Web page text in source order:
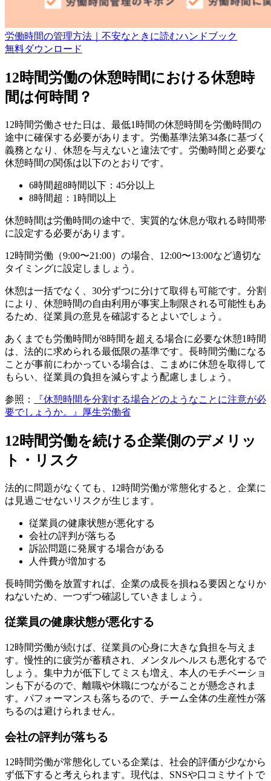
労働時間の管理方法｜不安なときに読むハンドブック
無料ダウンロード
12時間労働の休憩時間における休憩時
間は何時間？
12時間労働させた日は、最低1時間の休憩時間を労働時間の
途中に確保する必要があります。労働基準法第34条に基づく
義務となり、休憩を与えないと違法です。労働時間と必要な
休憩時間の関係は以下のとおりです。
6時間超8時間以下：45分以上
8時間超：1時間以上
休憩時間は労働時間の途中で、実質的な休息が取れる時間帯
に設定する必要があります。
12時間労働（9:00〜21:00）の場合、12:00〜13:00など適切な
タイミングに設定しましょう。
休憩は一括でなく、30分ずつに分けて取得も可能です。分割
により、休憩時間の自由利用が事実上制限される可能性もあ
るため、従業員の意見を確認するとよいでしょう。
あくまでも労働時間が8時間を超える場合に必要な休憩1時間
は、法的に求められる最低限の基準です。長時間労働になる
ことが事前にわかっている場合は、こまめに休憩を取得して
もらい、従業員の負担を減らすよう配慮しましょう。
参照：
『休憩時間を分割する場合どのようなことに注意が必
要でしょうか。』厚生労働省
12時間労働を続ける企業側のデメリッ
ト・リスク
法的に問題がなくても、12時間労働が常態化すると、企業に
は見過ごせないリスクが生じます。
従業員の健康状態が悪化する
会社の評判が落ちる
訴訟問題に発展する場合がある
人件費が増加する
長時間労働を放置すれば、企業の成長を損ねる要因となりか
ねないため、一つずつ確認していきましょう。
従業員の健康状態が悪化する
12時間労働が続けば、従業員の心身に大きな負担を与えま
す。慢性的に疲労が蓄積され、メンタルヘルスも悪化するで
しょう。集中力が低下してミスも増え、本人のモチベーショ
ンも下がるので、離職や休職につながることが懸念されま
す。パフォーマンスも落ちるので、チーム全体の生産性が落
ちるのは避けられません。
会社の評判が落ちる
12時間労働が常態化している企業は、社会的評価が少なから
ず低下すると考えられます。現代は、SNSや口コミサイトで